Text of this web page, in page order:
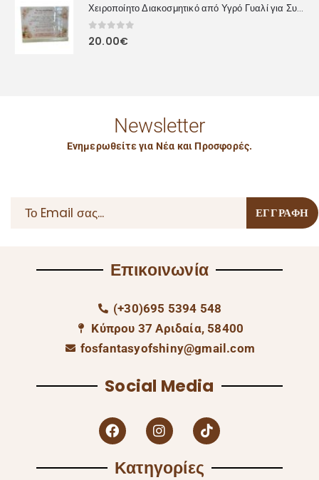
Χειροποίητο Διακοσμητικό από Υγρό Γυαλί για Συναδέλφους – Προσωποποιημένο Δώρο με Αφιέρωση
0 out of 5
20.00€
Newsletter
Ενημερωθείτε για Νέα και Προσφορές.
Επικοινωνία
(+30)695 5394 548
Κύπρου 37 Αριδαία, 58400
fosfantasyofshiny@gmail.com
Social Media
Κατηγορίες